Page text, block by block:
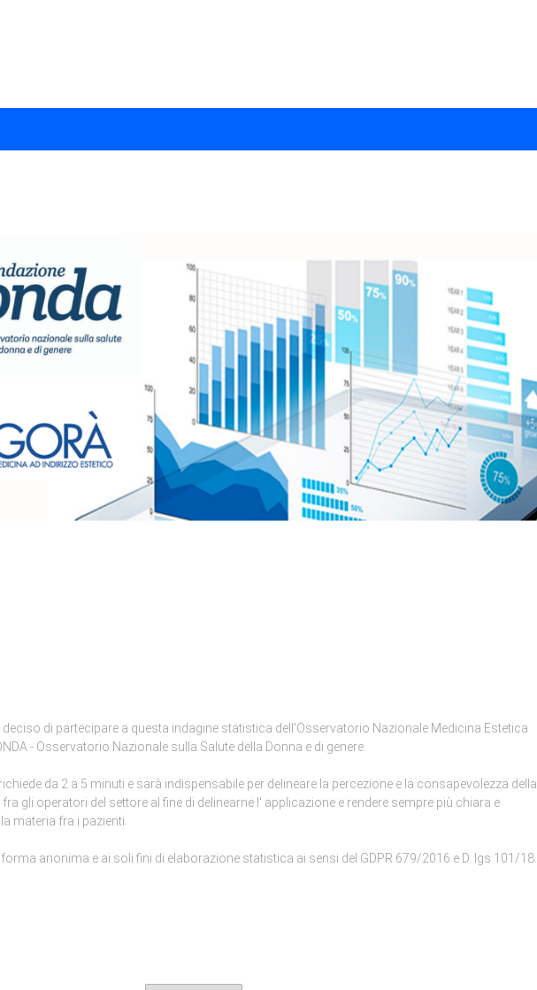
deciso di partecipare a questa indagine statistica dell'Osservatorio Nazionale Medicina Estetica
- Osservatorio Nazionale sulla Salute della Donna e di genere.
da 2 a 5 minuti e sarà indispensabile per delineare la percezione e la consapevolezza della
gli operatori del settore al fine di delinearne l' applicazione e rendere sempre più chiara e
materia fra i pazienti.
anonima e ai soli fini di elaborazione statistica ai sensi del GDPR 679/2016 e D. lgs 101/18.